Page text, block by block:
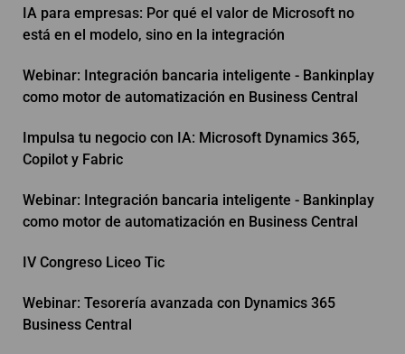
IA para empresas: Por qué el valor de Microsoft no
está en el modelo, sino en la integración
Webinar: Integración bancaria inteligente - Bankinplay
como motor de automatización en Business Central
Impulsa tu negocio con IA: Microsoft Dynamics 365,
Copilot y Fabric
Webinar: Integración bancaria inteligente - Bankinplay
como motor de automatización en Business Central
IV Congreso Liceo Tic
Webinar: Tesorería avanzada con Dynamics 365
Business Central